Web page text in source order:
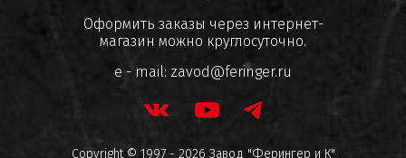
Оформить заказы через интернет-
магазин можно круглосуточно.
e - mail: zavod@feringer.ru
Copyright © 1997 - 2026 Завод "Ферингер и К"